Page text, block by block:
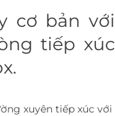
cơ bản với
tiếp xúc
xuyên tiếp xúc với